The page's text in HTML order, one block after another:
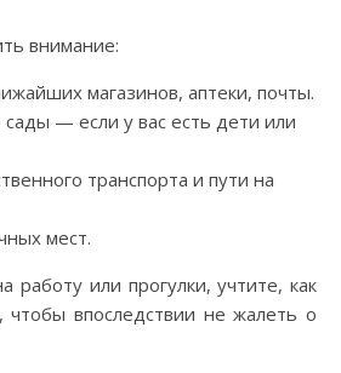
внимание:
магазинов, аптеки, почты.
— если у вас есть дети или
транспорта и пути на
мест.
работу или прогулки, учтите, как
чтобы впоследствии не жалеть о